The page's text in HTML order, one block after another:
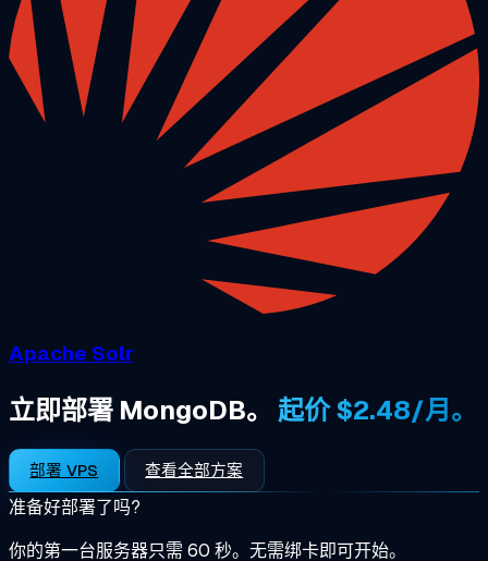
Apache Solr
立即部署 MongoDB。 起价 $2.48/月。
部署 VPS 查看全部方案
准备好部署了吗?
你的第一台服务器只需 60 秒。无需绑卡即可开始。